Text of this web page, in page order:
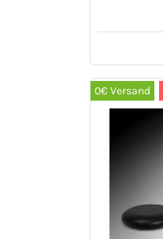
0€ Versand